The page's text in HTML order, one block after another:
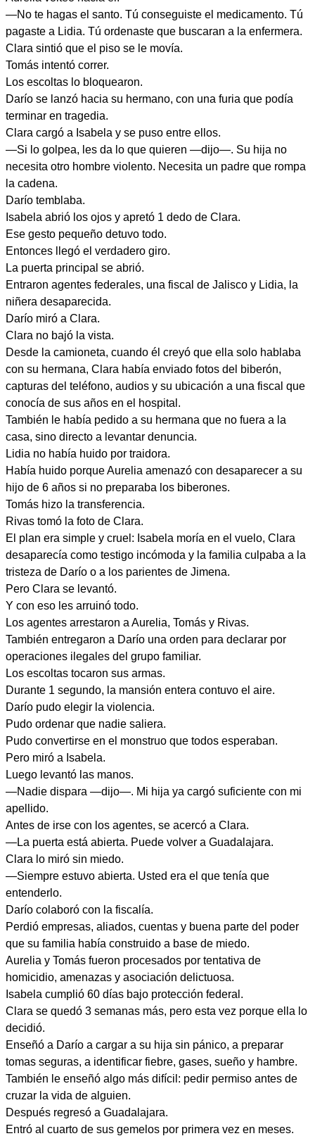
—No te hagas el santo. Tú conseguiste el medicamento. Tú
pagaste a Lidia. Tú ordenaste que buscaran a la enfermera.
Clara sintió que el piso se le movía.
Tomás intentó correr.
Los escoltas lo bloquearon.
Darío se lanzó hacia su hermano, con una furia que podía
terminar en tragedia.
Clara cargó a Isabela y se puso entre ellos.
—Si lo golpea, les da lo que quieren —dijo—. Su hija no
necesita otro hombre violento. Necesita un padre que rompa
la cadena.
Darío temblaba.
Isabela abrió los ojos y apretó 1 dedo de Clara.
Ese gesto pequeño detuvo todo.
Entonces llegó el verdadero giro.
La puerta principal se abrió.
Entraron agentes federales, una fiscal de Jalisco y Lidia, la
niñera desaparecida.
Darío miró a Clara.
Clara no bajó la vista.
Desde la camioneta, cuando él creyó que ella solo hablaba
con su hermana, Clara había enviado fotos del biberón,
capturas del teléfono, audios y su ubicación a una fiscal que
conocía de sus años en el hospital.
También le había pedido a su hermana que no fuera a la
casa, sino directo a levantar denuncia.
Lidia no había huido por traidora.
Había huido porque Aurelia amenazó con desaparecer a su
hijo de 6 años si no preparaba los biberones.
Tomás hizo la transferencia.
Rivas tomó la foto de Clara.
El plan era simple y cruel: Isabela moría en el vuelo, Clara
desaparecía como testigo incómoda y la familia culpaba a la
tristeza de Darío o a los parientes de Jimena.
Pero Clara se levantó.
Y con eso les arruinó todo.
Los agentes arrestaron a Aurelia, Tomás y Rivas.
También entregaron a Darío una orden para declarar por
operaciones ilegales del grupo familiar.
Los escoltas tocaron sus armas.
Durante 1 segundo, la mansión entera contuvo el aire.
Darío pudo elegir la violencia.
Pudo ordenar que nadie saliera.
Pudo convertirse en el monstruo que todos esperaban.
Pero miró a Isabela.
Luego levantó las manos.
—Nadie dispara —dijo—. Mi hija ya cargó suficiente con mi
apellido.
Antes de irse con los agentes, se acercó a Clara.
—La puerta está abierta. Puede volver a Guadalajara.
Clara lo miró sin miedo.
—Siempre estuvo abierta. Usted era el que tenía que
entenderlo.
Darío colaboró con la fiscalía.
Perdió empresas, aliados, cuentas y buena parte del poder
que su familia había construido a base de miedo.
Aurelia y Tomás fueron procesados por tentativa de
homicidio, amenazas y asociación delictuosa.
Isabela cumplió 60 días bajo protección federal.
Clara se quedó 3 semanas más, pero esta vez porque ella lo
decidió.
Enseñó a Darío a cargar a su hija sin pánico, a preparar
tomas seguras, a identificar fiebre, gases, sueño y hambre.
También le enseñó algo más difícil: pedir permiso antes de
cruzar la vida de alguien.
Después regresó a Guadalajara.
Entró al cuarto de sus gemelos por primera vez en meses.